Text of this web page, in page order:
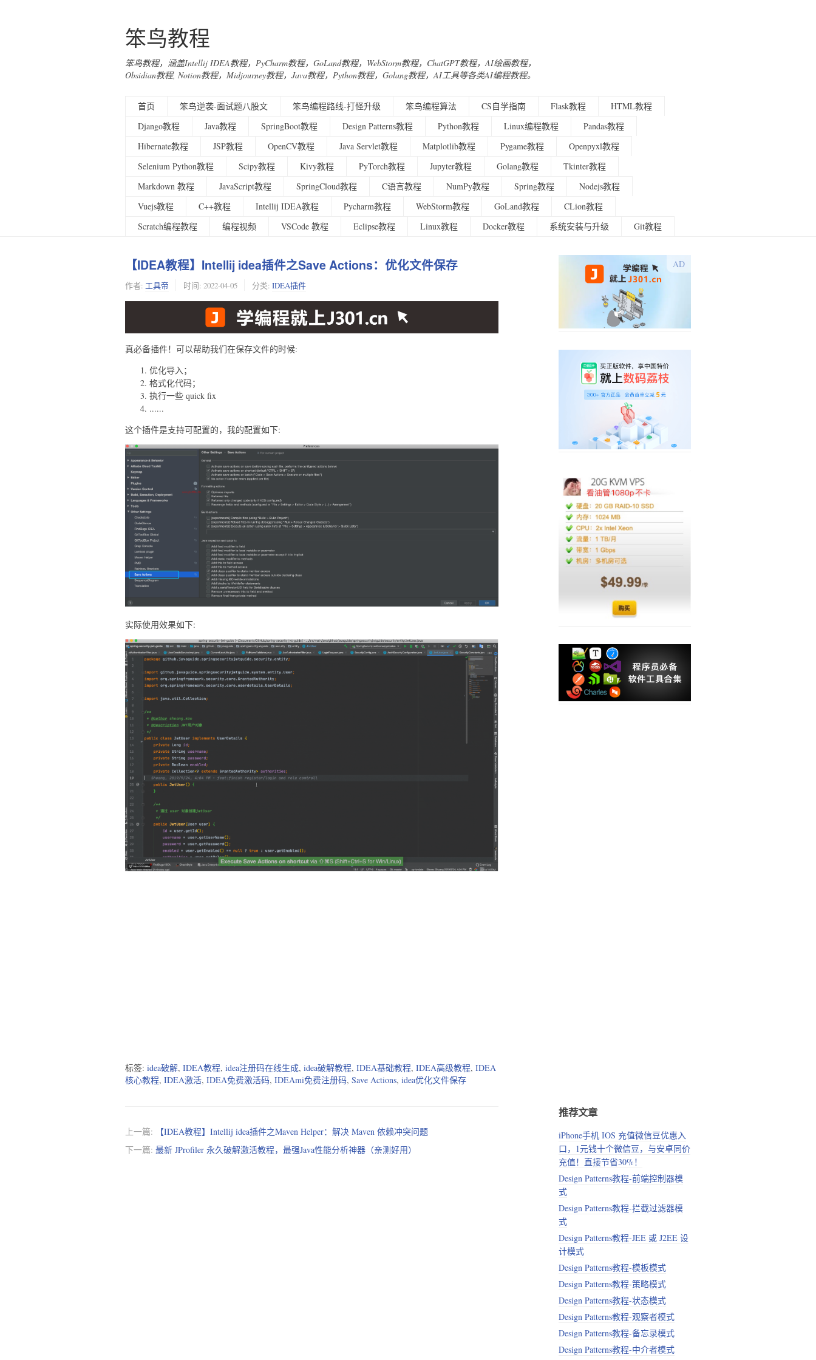
笨鸟教程
笨鸟教程，涵盖Intellij IDEA教程，PyCharm教程，GoLand教程，WebStorm教程，ChatGPT教程，AI绘画教程，
Obsidian教程, Notion教程，Midjourney教程，Java教程，Python教程，Golang教程，AI工具等各类AI编程教程。
首页 笨鸟逆袭-面试题八股文 笨鸟编程路线-打怪升级 笨鸟编程算法 CS自学指南 Flask教程
HTML教程
Django教程
Java教程 SpringBoot教程 Design Patterns教程 Python教程 Linux编程教程
Pandas教程
Hibernate教程
JSP教程 OpenCV教程 Java Servlet教程 Matplotlib教程 Pygame教程
Openpyxl教程
Selenium Python教程
Scipy教程 Kivy教程 PyTorch教程 Jupyter教程 Golang教程
Tkinter教程
Markdown 教程
JavaScript教程 SpringCloud教程 C语言教程 NumPy教程 Spring教程
Nodejs教程
Vuejs教程
C++教程 Intellij IDEA教程 Pycharm教程 WebStorm教程 GoLand教程
CLion教程
Scratch编程教程
编程视频 VSCode 教程 Eclipse教程 Linux教程 Docker教程 系统安装与升级 Git教程
【IDEA教程】Intellij idea插件之Save Actions：优化文件保存
作者: 工具帝 时间: 2022-04-05 分类: IDEA插件
真必备插件！可以帮助我们在保存文件的时候:
优化导入；
格式化代码；
执行一些 quick fix
......
这个插件是支持可配置的，我的配置如下:
实际使用效果如下:
标签: idea破解, IDEA教程, idea注册码在线生成, idea破解教程, IDEA基础教程, IDEA高级教程, IDEA
核心教程, IDEA激活, IDEA免费激活码, IDEAmi免费注册码, Save Actions, idea优化文件保存
上一篇:
【IDEA教程】Intellij idea插件之Maven Helper：解决 Maven 依赖冲突问题
下一篇: 最新 JProfiler 永久破解激活教程，最强Java性能分析神器（亲测好用）
推荐文章
iPhone手机 IOS 充值微信豆优惠入
口，1元钱十个微信豆，与安卓同价
充值！直接节省30%！
Design Patterns教程-前端控制器模
式
Design Patterns教程-拦截过滤器模
式
Design Patterns教程-JEE 或 J2EE 设
计模式
Design Patterns教程-模板模式
Design Patterns教程-策略模式
Design Patterns教程-状态模式
Design Patterns教程-观察者模式
Design Patterns教程-备忘录模式
Design Patterns教程-中介者模式